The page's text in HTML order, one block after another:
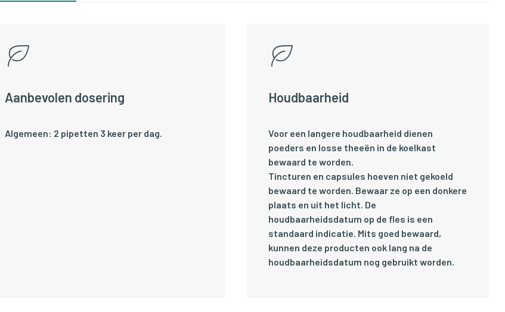
Aanbevolen dosering
Algemeen: 2 pipetten 3 keer per dag.
Houdbaarheid
Voor een langere houdbaarheid dienen
poeders en losse theeën in de koelkast
bewaard te worden.
Tincturen en capsules hoeven niet gekoeld
bewaard te worden. Bewaar ze op een donkere
plaats en uit het licht. De
houdbaarheidsdatum op de fles is een
standaard indicatie. Mits goed bewaard,
kunnen deze producten ook lang na de
houdbaarheidsdatum nog gebruikt worden.